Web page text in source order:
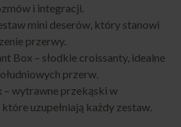
i integracji.
mini deserów, który stanowi
przerwy.
Box – słodkie croissanty, idealne
przerw.
– wytrawne przekąski w
uzupełniają każdy zestaw.